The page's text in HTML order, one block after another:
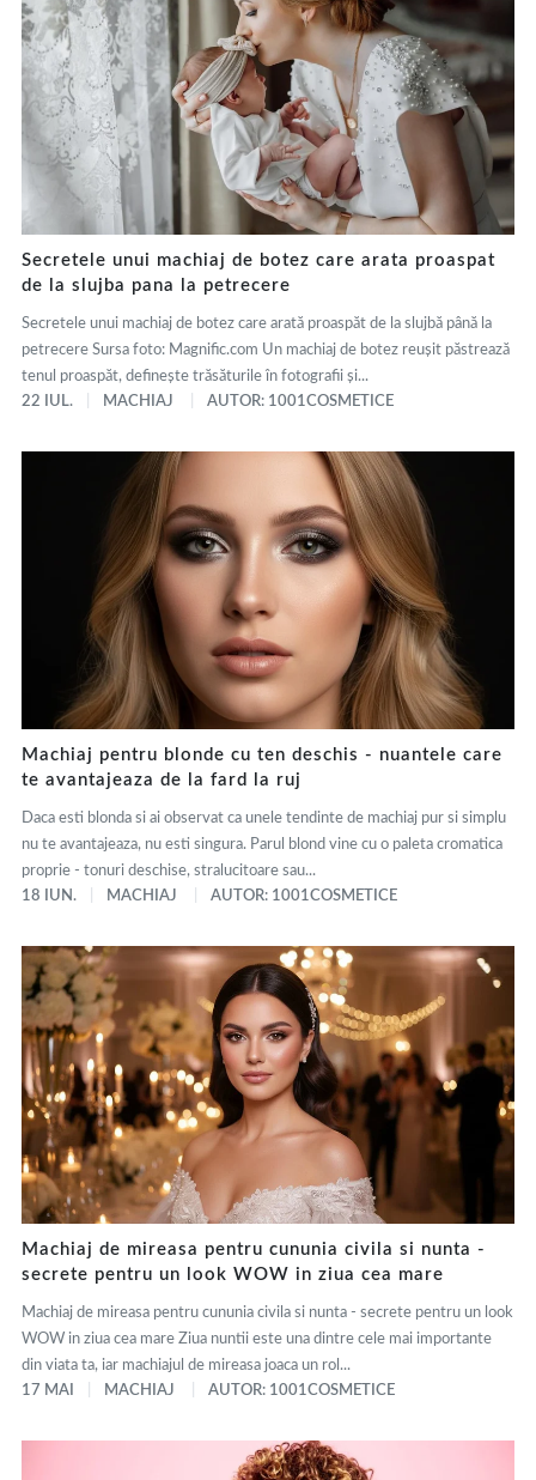
Secretele unui machiaj de botez care arata proaspat
de la slujba pana la petrecere
Secretele unui machiaj de botez care arată proaspăt de la slujbă până la
petrecere Sursa foto: Magnific.com Un machiaj de botez reușit păstrează
tenul proaspăt, definește trăsăturile în fotografii și...
22 IUL.
MACHIAJ AUTOR: 1001COSMETICE
Machiaj pentru blonde cu ten deschis - nuantele care
te avantajeaza de la fard la ruj
Daca esti blonda si ai observat ca unele tendinte de machiaj pur si simplu
nu te avantajeaza, nu esti singura. Parul blond vine cu o paleta cromatica
proprie - tonuri deschise, stralucitoare sau...
18 IUN.
MACHIAJ AUTOR: 1001COSMETICE
Machiaj de mireasa pentru cununia civila si nunta -
secrete pentru un look WOW in ziua cea mare
Machiaj de mireasa pentru cununia civila si nunta - secrete pentru un look
WOW in ziua cea mare Ziua nuntii este una dintre cele mai importante
din viata ta, iar machiajul de mireasa joaca un rol...
17 MAI
MACHIAJ AUTOR: 1001COSMETICE